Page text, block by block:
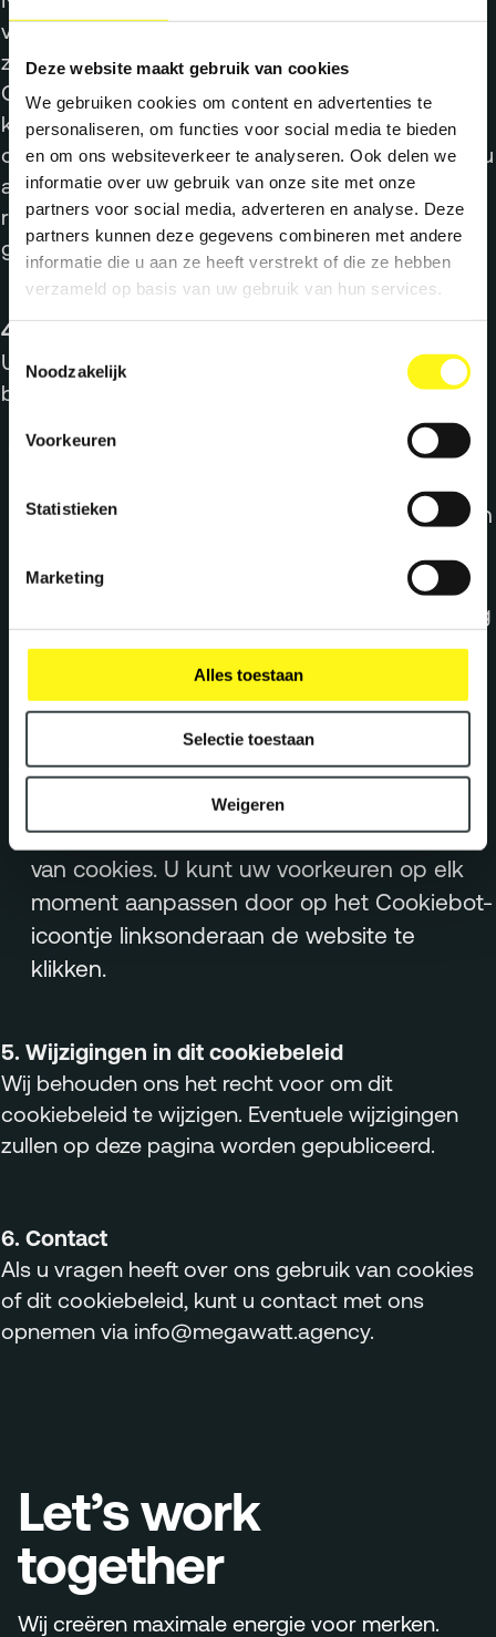
Deze website maakt gebruik van cookies
We gebruiken cookies om content en advertenties te
personaliseren, om functies voor social media te bieden
en om ons websiteverkeer te analyseren. Ook delen we
informatie over uw gebruik van onze site met onze
partners voor social media, adverteren en analyse. Deze
partners kunnen deze gegevens combineren met andere
informatie die u aan ze heeft verstrekt of die ze hebben
verzameld op basis van uw gebruik van hun services.
Noodzakelijk
Voorkeuren
Statistieken
Marketing
Alles toestaan
Selectie toestaan
Weigeren
van cookies die door derden worden geplaatst,
zoals analytische en marketingcookies van
Google, Facebook of LinkedIn. Deze derden
kunnen uw gegevens gebruiken om advertenties
op andere websites te personaliseren. Wij raden u
aan om het privacybeleid van deze derden te
raadplegen voor meer informatie over hun
gebruik van cookies.
4. Hoe kunt u cookies beheren?
U kunt cookies op verschillende manieren
beheren of verwijderen:
Via uw browserinstellingen
: De meeste
cookies, maar u kunt uw browserinstellingen
een melding te ontvangen wanneer er
cookies worden geplaatst. Houd er rekening
mee dat het uitschakelen van cookies de
functionaliteit van de website kan
beïnvloeden.
Via de cookiebanner: Bij uw eerste bezoek
aan onze website kunt u via de
cookiebanner instemmen met ons gebruik
van cookies. U kunt uw voorkeuren op elk
moment aanpassen door op het Cookiebot-
icoontje linksonderaan de website te
klikken.
5. Wijzigingen in dit cookiebeleid
Wij behouden ons het recht voor om dit
cookiebeleid te wijzigen. Eventuele wijzigingen
zullen op deze pagina worden gepubliceerd.
6. Contact
Als u vragen heeft over ons gebruik van cookies
of dit cookiebeleid, kunt u contact met ons
opnemen via info@megawatt.agency.
Let’s work
together
Wij creëren maximale energie voor merken.